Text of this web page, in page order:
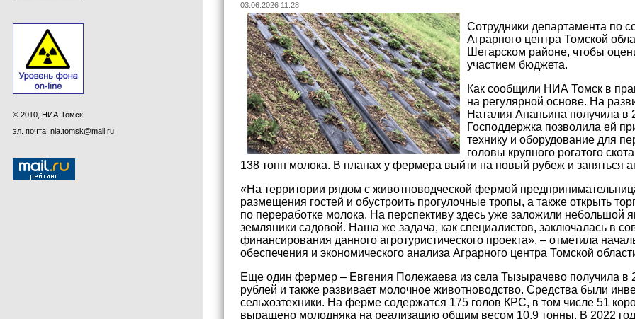
© 2010, НИА-Томск
эл. почта: nia.tomsk@mail.ru
03.06.2026 11:28
Сотрудники департамента по
Аграрного центра Томской
Шегарском районе, чтобы
участием бюджета.
Как сообщили НИА Томск в
на регулярной основе. На
Наталия Ананьина получила
Господдержка позволила ей
технику и оборудование для
головы крупного рогатого
138 тонн молока. В планах у фермера выйти на новый рубеж и заняться
«На территории рядом с животноводческой фермой
размещения гостей и обустроить прогулочные тропы, а также открыть
по переработке молока. На перспективу здесь уже заложили
земляники садовой. Наша же задача, как специалистов, заключалась в
финансирования данного агротуристического проекта», – отметила
обеспечения и экономического анализа Аграрного центра Томской
Еще один фермер – Евгения Полежаева из села Тызырачево получила в
рублей и также развивает молочное животноводство. Средства были
сельхозтехники. На ферме содержатся 175 голов КРС, в том числе 51
выращено молодняка на реализацию общим весом 10,9 тонны. В 2022